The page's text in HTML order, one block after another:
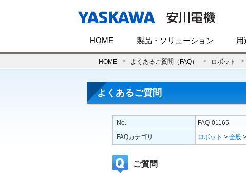
HOME 製品・ソリューション
HOME よくあるご質問（FAQ） ロボット
よくあるご質問
No.
FAQ-01165
FAQカテゴリ
ロボット > 全般 >
ご質問